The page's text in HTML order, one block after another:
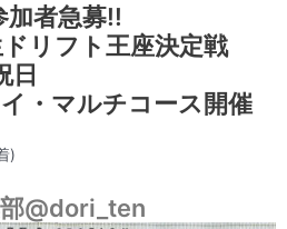
加者急募!!
リフト王座決定戦
日
・マルチコース開催
)
@dori_ten